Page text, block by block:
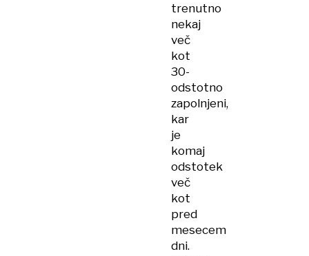
trenutno
nekaj
več
kot
30-
odstotno
zapolnjeni,
kar
je
komaj
odstotek
več
kot
pred
mesecem
dni.